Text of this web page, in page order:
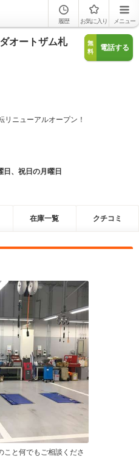
履歴 お気に入り メニュー
オートザム札
無
料
電話する
ニューアルオープン！
、祝日の月曜日
在庫一覧 クチコミ
こと何でもご相談くださ